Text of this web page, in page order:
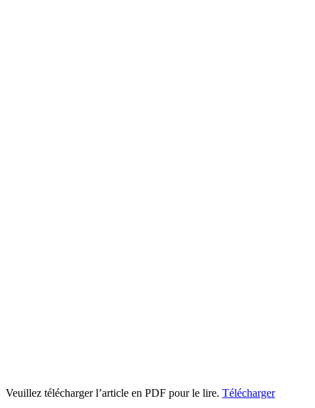
Veuillez télécharger l’article en PDF pour le lire. Télécharger